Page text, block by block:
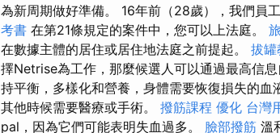
為新周期做好準備。 16年前（28歲），我們員
考書 在第21條規定的案件中，您可以上法庭。
在數據主體的居住或居住地法庭之前提起。 拔罐
擇Netrise為工作，那麼候選人可以通過最高信
持平衡，多樣化和營養，身體需要恢復損失的血
其他時候需要醫療或手術。 撥筋課程 優化 台灣
pal，因為它們可能表明失血過多。 臉部撥筋 溫